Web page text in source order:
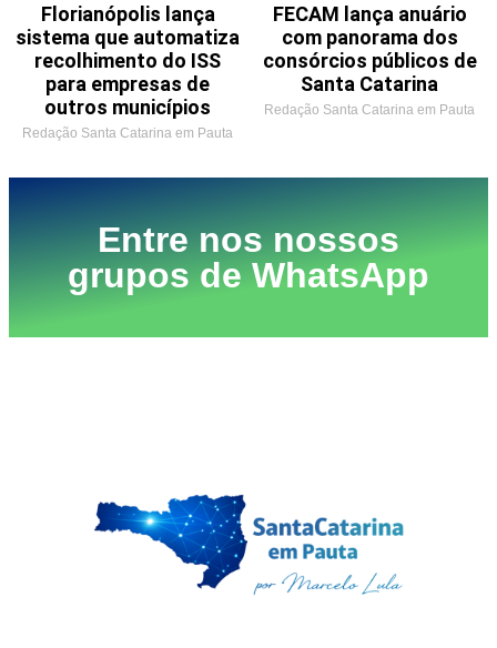
Florianópolis lança
sistema que automatiza
recolhimento do ISS
para empresas de
outros municípios
Redação Santa Catarina em Pauta
FECAM lança anuário
com panorama dos
consórcios públicos de
Santa Catarina
Redação Santa Catarina em Pauta
Entre nos nossos
grupos de WhatsApp